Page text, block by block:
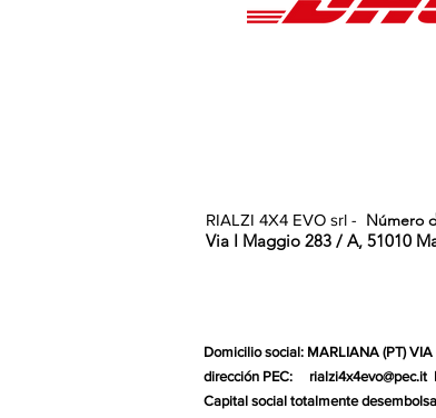
RIALZI 4X4 EVO srl - Número
Via I Maggio 283 / A, 51010
Domicilio social: MARLIANA (PT) VIA
dirección PEC:
rialzi4x4evo@pec.it
Capital social totalmente